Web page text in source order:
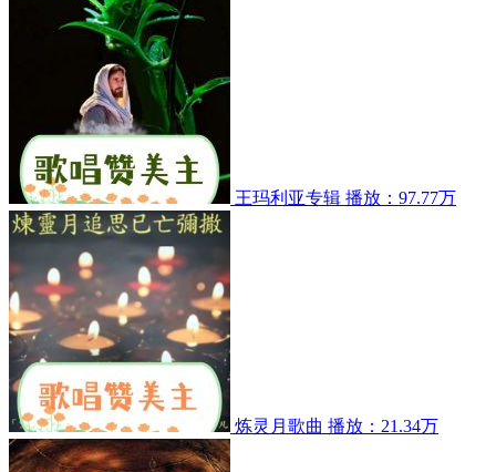
王玛利亚专辑 播放：97.77万
炼灵月歌曲 播放：21.34万